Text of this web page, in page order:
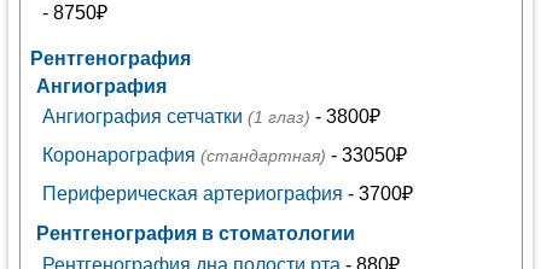
- 8750₽
Рентгенография
Ангиография
Ангиография сетчатки (1 глаз) - 3800₽
Коронарография (стандартная) - 33050₽
Периферическая артериография - 3700₽
Рентгенография в стоматологии
Рентгенография дна полости рта - 880₽